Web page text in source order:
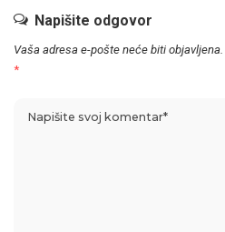
Napišite odgovor
Vaša adresa e-pošte neće biti objavljena.
*